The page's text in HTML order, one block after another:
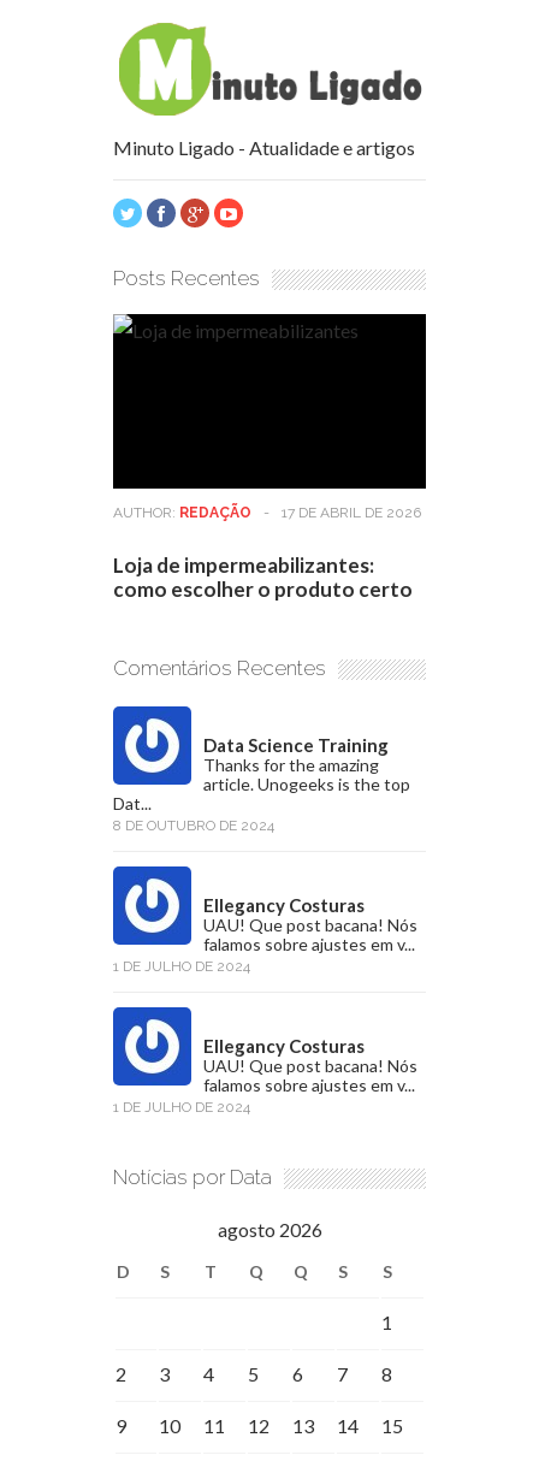
Minuto Ligado - Atualidade e artigos
Posts Recentes
AUTHOR: REDAÇÃO - 17 DE ABRIL DE 2026
Loja de impermeabilizantes:
como escolher o produto certo
Comentários Recentes
Data Science Training
Thanks for the amazing
article. Unogeeks is the top
Dat...
8 DE OUTUBRO DE 2024
Ellegancy Costuras
UAU! Que post bacana! Nós
falamos sobre ajustes em v...
1 DE JULHO DE 2024
Ellegancy Costuras
UAU! Que post bacana! Nós
falamos sobre ajustes em v...
1 DE JULHO DE 2024
Notícias por Data
agosto 2026
D S T Q Q S S
1
2 3 4 5 6 7 8
9 10 11 12 13 14 15